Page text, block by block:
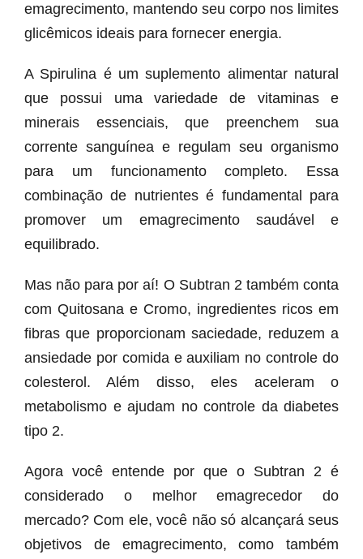
emagrecimento, mantendo seu corpo nos limites
glicêmicos ideais para fornecer energia.
A Spirulina é um suplemento alimentar natural
que possui uma variedade de vitaminas e
minerais essenciais, que preenchem sua
corrente sanguínea e regulam seu organismo
para um funcionamento completo. Essa
combinação de nutrientes é fundamental para
promover um emagrecimento saudável e
equilibrado.
Mas não para por aí! O Subtran 2 também conta
com Quitosana e Cromo, ingredientes ricos em
fibras que proporcionam saciedade, reduzem a
ansiedade por comida e auxiliam no controle do
colesterol. Além disso, eles aceleram o
metabolismo e ajudam no controle da diabetes
tipo 2.
Agora você entende por que o Subtran 2 é
considerado o melhor emagrecedor do
mercado? Com ele, você não só alcançará seus
objetivos de emagrecimento, como também